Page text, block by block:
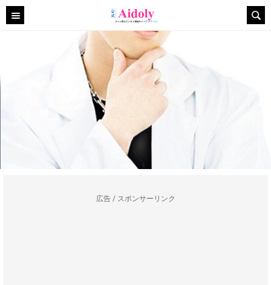
広告 / スポンサーリンク